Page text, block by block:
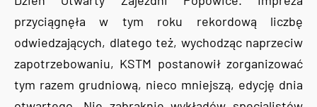
przyciągnęła w tym roku rekordową liczbę
odwiedzających, dlatego też, wychodząc naprzeciw
zapotrzebowaniu, KSTM postanowił zorganizować
tym razem grudniową, nieco mniejszą, edycję dnia